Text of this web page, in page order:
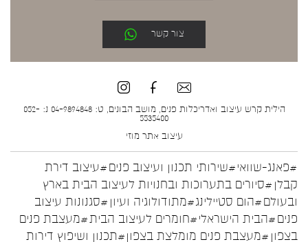
צור קשר
הילית קרש עיצוב ואדריכלות פנים, מושב הבונים, ט: 04-9894848 נ: 052-
5535400
עיצוב אתר מוזי
#פאנג-שוואי#שירותי תכנון ועיצוב פנים#עיצוב דירת
קבלן #סיורים בתערוכות ובחנויות לעיצוב הבית בארץ
ובעולם#הום סטיילינג#מתודולוגיה ועיון #סגנונות עיצוב
פנים#הבית הישראלי#חומרים לעיצוב הבית#מעצבת פנים
בצפון #מעצבת פנים מומלצת בצפון#תכנון ושיפוץ דירות